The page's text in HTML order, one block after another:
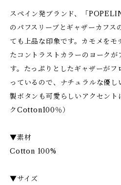
スペイン発ブランド、「
のパフスリーブとギャザーカフス
ても上品な印象です。カモメをモ
たコントラストカラーのヨークが
す。たっぷりとしたギャザーが
っているので、ナチュラルな優
製ボタンも可愛らしいアクセント
クCotton100％）
▼素材
Cotton 100%
▼サイズ